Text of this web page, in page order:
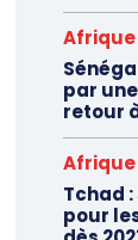
Afrique
par
retour
Afrique
Tchad
pour